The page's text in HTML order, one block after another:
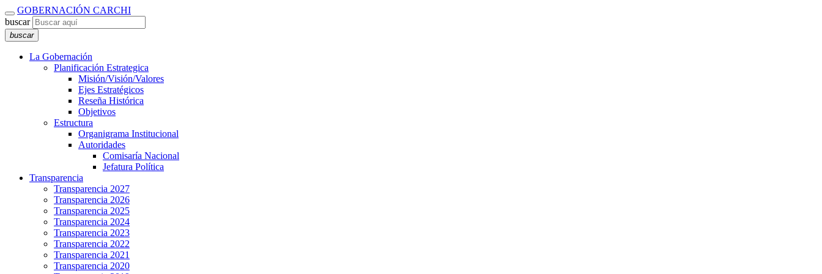
GOBERNACIÓN CARCHI
buscar
buscar
La Gobernación
Planificación Estrategica
Misión/Visión/Valores
Ejes Estratégicos
Reseña Histórica
Objetivos
Estructura
Organigrama Institucional
Autoridades
Comisaría Nacional
Jefatura Política
Transparencia
Transparencia 2027
Transparencia 2026
Transparencia 2025
Transparencia 2024
Transparencia 2023
Transparencia 2022
Transparencia 2021
Transparencia 2020